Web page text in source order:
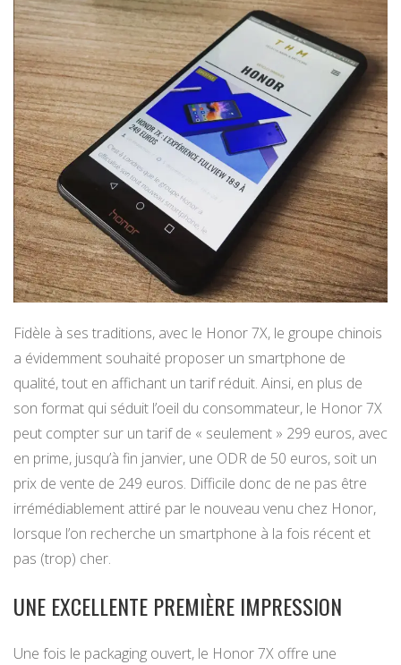
Fidèle à ses traditions, avec le Honor 7X, le groupe chinois
a évidemment souhaité proposer un smartphone de
qualité, tout en affichant un tarif réduit. Ainsi, en plus de
son format qui séduit l’oeil du consommateur, le Honor 7X
peut compter sur un tarif de « seulement » 299 euros, avec
en prime, jusqu’à fin janvier, une ODR de 50 euros, soit un
prix de vente de 249 euros. Difficile donc de ne pas être
irrémédiablement attiré par le nouveau venu chez Honor,
lorsque l’on recherche un smartphone à la fois récent et
pas (trop) cher.
UNE EXCELLENTE PREMIÈRE IMPRESSION
Une fois le packaging ouvert, le Honor 7X offre une